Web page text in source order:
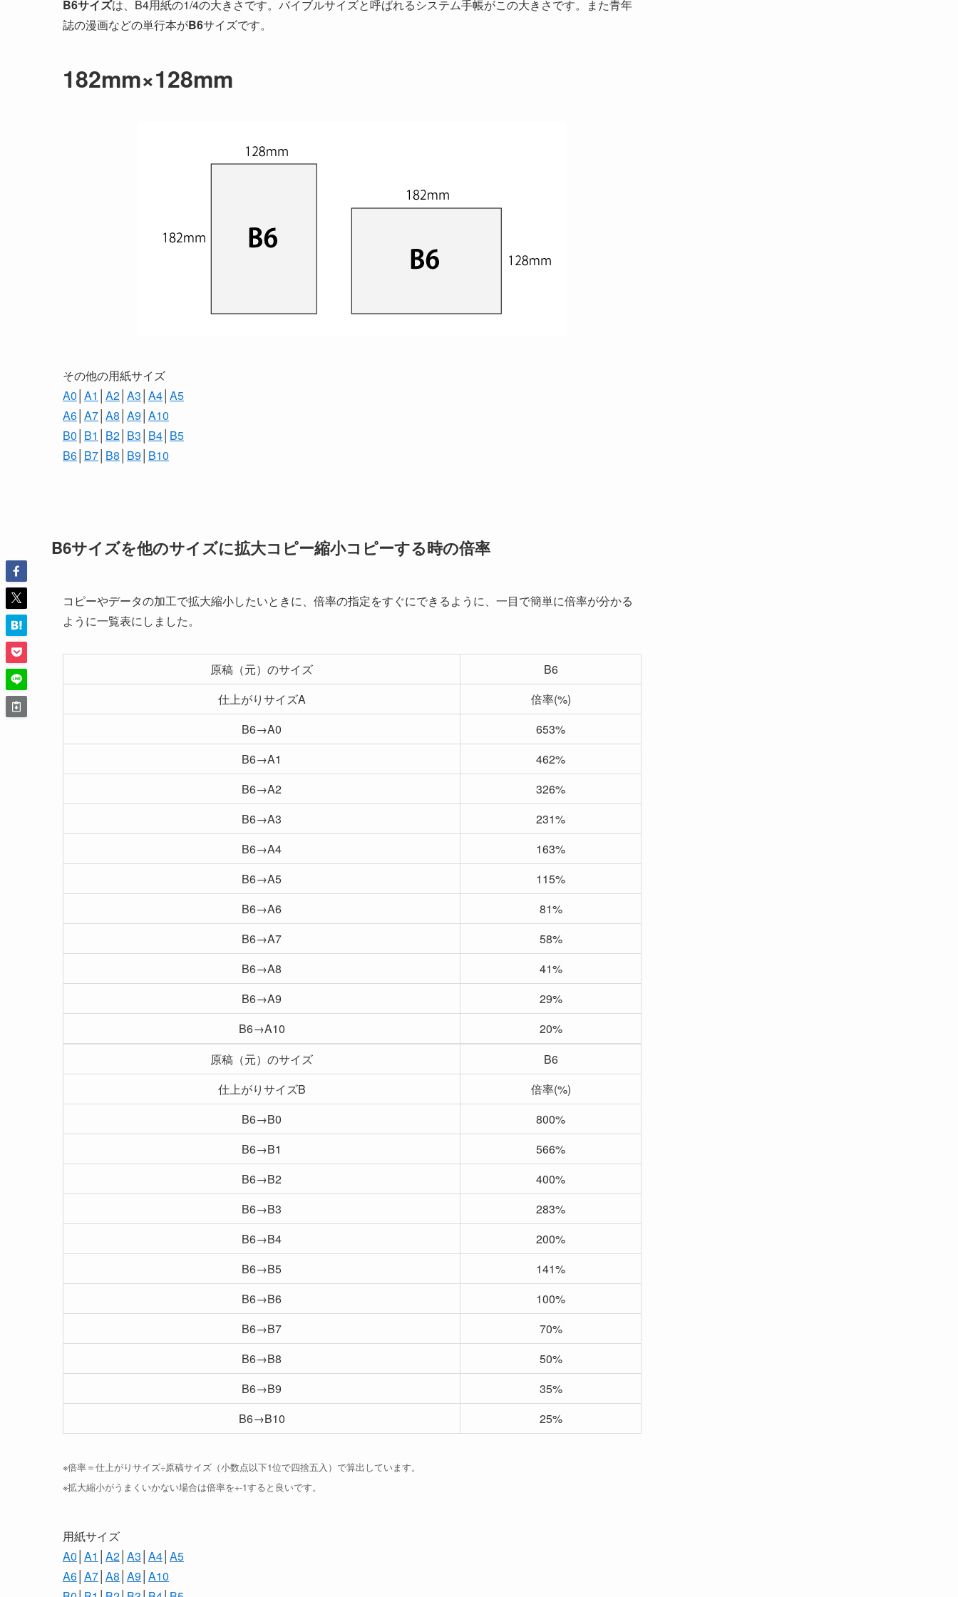
B6サイズは、B4用紙の1/4の大きさです。 バイブルサイズと呼ばれるシステム手帳がこの大きさです。また青年
誌の漫画などの単行本がB6サイズです。
182mm×128mm
その他の用紙サイズ
A0 A1 A2 A3 A4 A5
A6 A7 A8 A9 A10
B0 B1 B2 B3 B4 B5
B6 B7 B8 B9 B10
B6サイズを他のサイズに拡大コピー縮小コピーする時の倍率
コピーやデータの加工で拡大縮小したいときに、倍率の指定をすぐにできるように、一目で簡単に倍率が分かる
ように一覧表にしました。
原稿（元）のサイズ
B6
仕上がりサイズA
倍率(%)
B6→A0
653%
B6→A1
462%
B6→A2
326%
B6→A3
231%
B6→A4
163%
B6→A5
115%
B6→A6
81%
B6→A7
58%
B6→A8
41%
B6→A9
29%
B6→A10
20%
原稿（元）のサイズ
B6
仕上がりサイズB
倍率(%)
B6→B0
800%
B6→B1
566%
B6→B2
400%
B6→B3
283%
B6→B4
200%
B6→B5
141%
B6→B6
100%
B6→B7
70%
B6→B8
50%
B6→B9
35%
B6→B10
25%
※倍率＝仕上がりサイズ÷原稿サイズ（小数点以下1位で四捨五入）で算出しています。
※拡大縮小がうまくいかない場合は倍率を+-1すると良いです。
用紙サイズ
A0 A1 A2 A3 A4 A5
A6 A7 A8 A9 A10